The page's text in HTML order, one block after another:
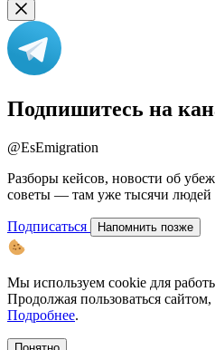
Подпишитесь на
@EsEmigration
Разборы кейсов, новости об
советы — там уже тысячи людей
Подписаться Напомнить позже
Мы используем cookie для
Продолжая пользоваться
Подробнее.